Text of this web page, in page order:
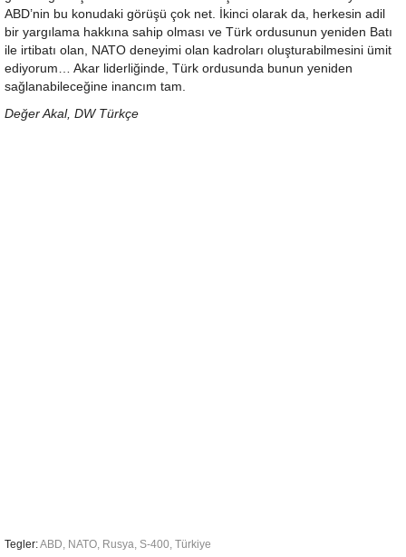
ABD’nin bu konudaki görüşü çok net. İkinci olarak da, herkesin adil
bir yargılama hakkına sahip olması ve Türk ordusunun yeniden Batı
ile irtibatı olan, NATO deneyimi olan kadroları oluşturabilmesini ümit
ediyorum… Akar liderliğinde, Türk ordusunda bunun yeniden
sağlanabileceğine inancım tam.
Değer Akal, DW Türkçe
Tegler:ABD, NATO, Rusya, S-400, Türkiye